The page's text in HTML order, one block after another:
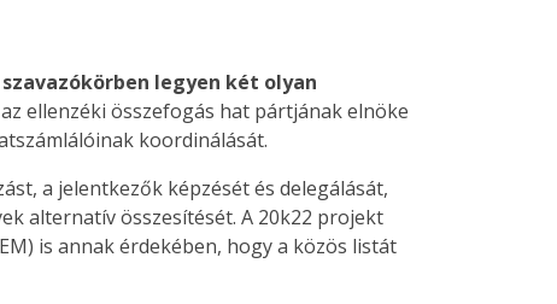
legyen két olyan
ellenzéki összefogás hat pártjának elnöke
koordinálását.
a jelentkezők képzését és delegálását,
alternatív összesítését. A 20k22 projekt
is annak érdekében, hogy a közös listát